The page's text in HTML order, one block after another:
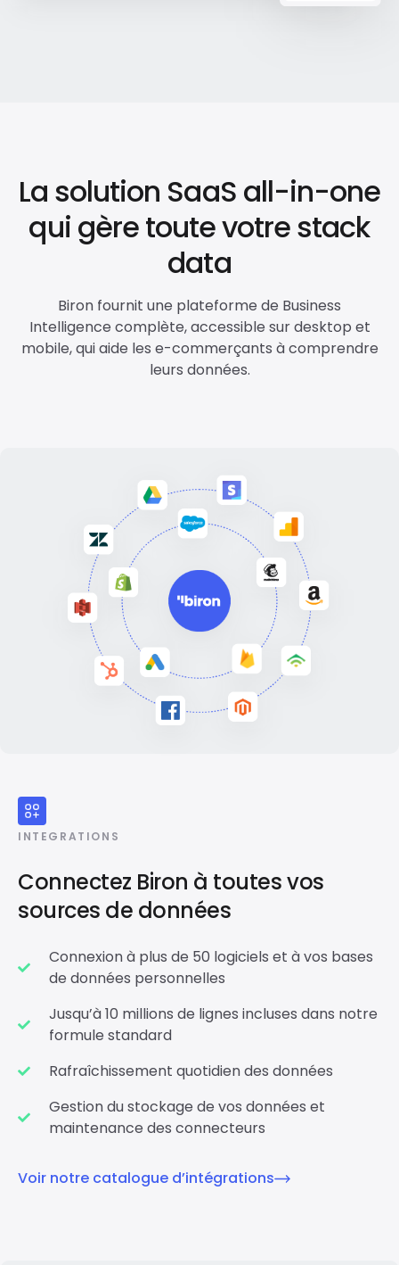
La solution SaaS all-in-one
qui gère toute votre stack
data
Biron fournit une plateforme de Business
Intelligence complète, accessible sur desktop et
mobile, qui aide les e-commerçants à comprendre
leurs données.
INTEGRATIONS
Connectez Biron à toutes vos
sources de données
Connexion à plus de 50 logiciels et à vos bases
de données personnelles
Jusqu’à 10 millions de lignes incluses dans notre
formule standard
Rafraîchissement quotidien des données
Gestion du stockage de vos données et
maintenance des connecteurs
Voir notre catalogue d’intégrations